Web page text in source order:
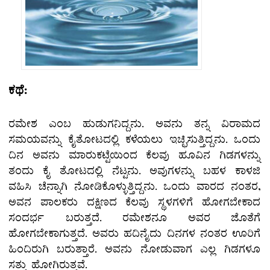
ಅಗ್ನಿ – 1
ಅಗ್ನಿ – 2
ಜಲ [ನೀರು] – 1
ಭೂಮಿ –2
FURTHER READING
ಮತ್ತಷ್ಟು
ರೆಡ್ಡಿಂಗ್
ಕಥೆ:
ರಮೇಶ ಎಂಬ ಹುಡುಗನಿದ್ದನು. ಅವನು ತನ್ನ ವಿರಾಮದ
ಸಮಯವನ್ನು ಕೈತೋಟದಲ್ಲಿ ಕಳೆಯಲು ಇಚ್ಛಿಸುತ್ತಿದ್ದನು. ಒಂದು
ದಿನ ಅವನು ಮಾರುಕಟ್ಟೆಯಿಂದ ಕೆಲವು ಹೂವಿನ ಗಿಡಗಳನ್ನು
ತಂದು ಕೈ ತೋಟದಲ್ಲಿ ನೆಟ್ಟನು. ಅವುಗಳನ್ನು ಬಹಳ ಕಾಳಜಿ
ವಹಿಸಿ ಚೆನ್ನಾಗಿ ನೋಡಿಕೊಳ್ಳುತ್ತಿದ್ದನು. ಒಂದು ವಾರದ ನಂತರ,
ಅವನ ಪಾಲಕರು ದಕ್ಷಿಣದ ಕೆಲವು ಸ್ಥಳಗಳಿಗೆ ಹೋಗಬೇಕಾದ
ಸಂದರ್ಭ ಬರುತ್ತದೆ. ರಮೇಶನೂ ಅವರ ಜೊತೆಗೆ
ಹೋಗಬೇಕಾಗುತ್ತದೆ. ಅವರು ಹದಿನೈದು ದಿನಗಳ ನಂತರ ಊರಿಗೆ
ಹಿಂದಿರುಗಿ ಬರುತ್ತಾರೆ. ಅವನು ನೋಡುವಾಗ ಎಲ್ಲ ಗಿಡಗಳೂ